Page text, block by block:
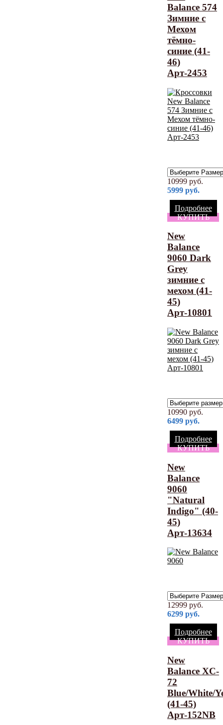
Balance 574
Зимние с
Мехом
тёмно-
синие (41-
46)
Арт-2453
10999 руб.
5999 руб.
Подробнее
КУПИТЬ
New
Balance
9060 Dark
Grey
зимние с
мехом (41-
45)
Арт-10801
10990 руб.
6499 руб.
Подробнее
КУПИТЬ
New
Balance
9060
"Natural
Indigo" (40-
45)
Арт-13634
12999 руб.
6299 руб.
Подробнее
КУПИТЬ
New
Balance XC-
72
Blue/White/
(41-45)
Арт-152NB